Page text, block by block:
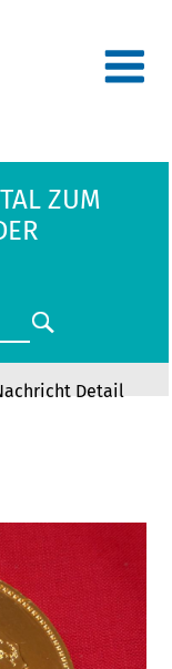
ZUM
Detail